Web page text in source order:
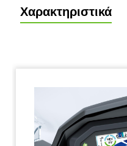
Χαρακτηριστικά